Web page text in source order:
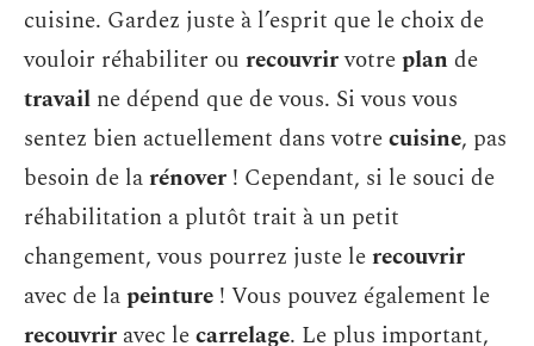
cuisine. Gardez juste à l’esprit que le choix de
vouloir réhabiliter ou recouvrirvotreplande
travail ne dépend que de vous. Si vous vous
sentez bien actuellement dans votrecuisine, pas
besoin de larénover ! Cependant, si le souci de
réhabilitation a plutôt trait à un petit
changement, vous pourrez juste lerecouvrir
avec de lapeinture ! Vous pouvez également le
recouvrir avec lecarrelage. Le plus important,